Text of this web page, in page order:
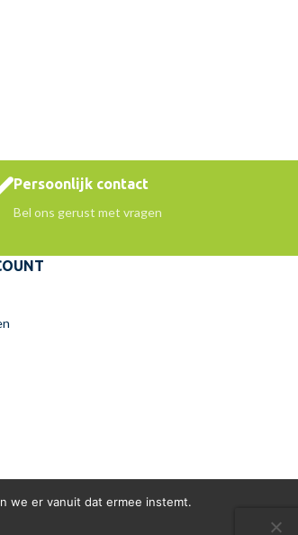
Persoonlijk contact
Bel ons gerust met vragen
we er vanuit dat ermee instemt.